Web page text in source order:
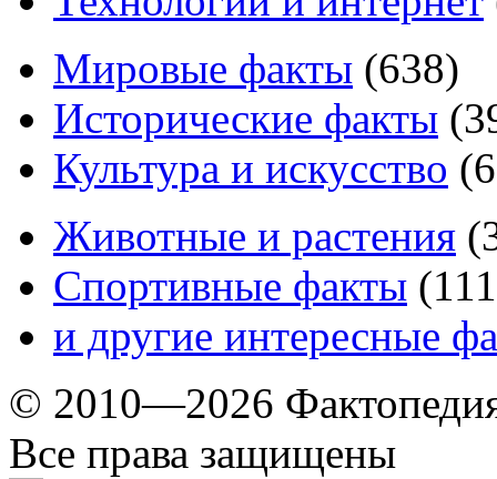
Мировые факты (638)
Исторические факты (
Культура и искусство (
Животные и растения (
Спортивные факты (111
и другие интересные
© 2010—2026
Все права защищены